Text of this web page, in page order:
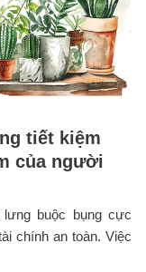
tiết kiệm
của người
buộc bụng cực
chính an toàn. Việc